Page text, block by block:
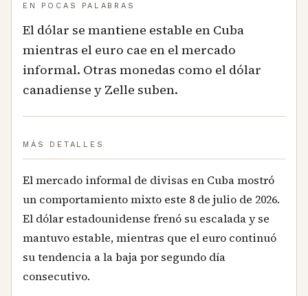
EN POCAS PALABRAS
El dólar se mantiene estable en Cuba
mientras el euro cae en el mercado
informal. Otras monedas como el dólar
canadiense y Zelle suben.
MÁS DETALLES
El mercado informal de divisas en Cuba mostró
un comportamiento mixto este 8 de julio de 2026.
El dólar estadounidense frenó su escalada y se
mantuvo estable, mientras que el euro continuó
su tendencia a la baja por segundo día
consecutivo.